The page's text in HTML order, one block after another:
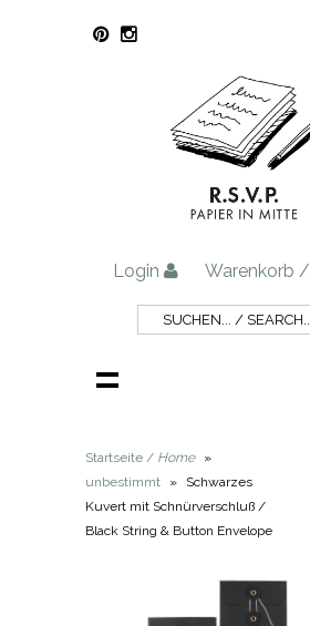
Login Warenkorb /
Startseite / Home
»
unbestimmt
»
Schwarzes
Kuvert mit Schnürverschluß /
Black String & Button Envelope